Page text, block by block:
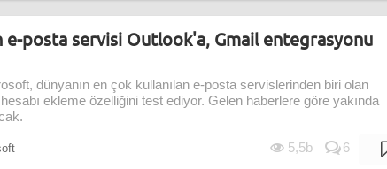
posta servisi Outlook'a, Gmail entegrasyonu
dünyanın en çok kullanılan e-posta servislerinden biri olan
ekleme özelliğini test ediyor. Gelen haberlere göre yakında
5,5b 6